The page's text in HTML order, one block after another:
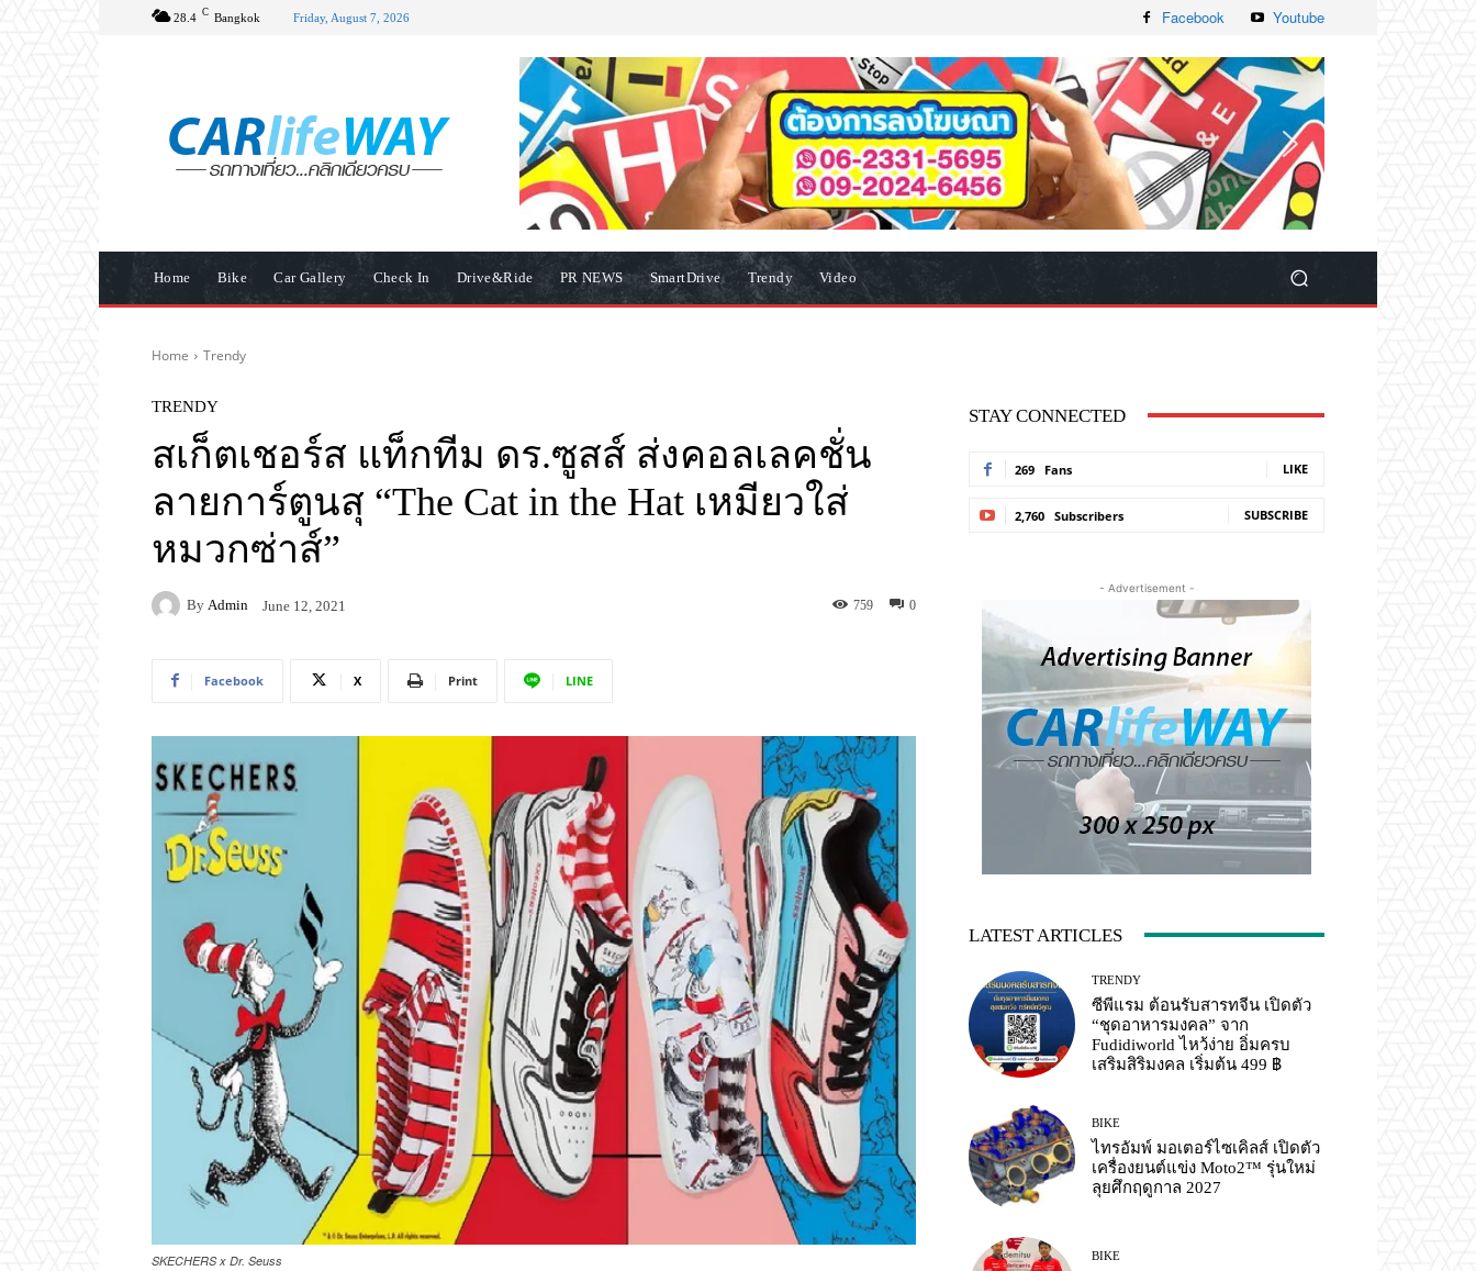
28.4 C Bangkok Friday, August 7, 2026 Facebook Youtube
Home Bike Car Gallery Check In Drive&Ride PR NEWS SmartDrive Trendy Video
Home Trendy
TRENDY
สเก็ตเชอร์ส แท็กทีม ดร.ซูสส์ ส่งคอลเลคชั่น
ลายการ์ตูนสุ “The Cat in the Hat เหมียวใส่
หมวกซ่าส์”
By Admin June 12, 2021 0
759
Facebook X Print LINE
SKECHERS x Dr. Seuss
STAY CONNECTED
269 Fans LIKE
2,760 Subscribers SUBSCRIBE
- Advertisement -
LATEST ARTICLES
TRENDY
ซีพีแรม ต้อนรับสารทจีน เปิดตัว
“ชุดอาหารมงคล” จาก
Fudidiworld ไหว้ง่าย อิ่มครบ
เสริมสิริมงคล เริ่มต้น 499 ฿
BIKE
ไทรอัมพ์ มอเตอร์ไซเคิลส์ เปิดตัว
เครื่องยนต์แข่ง Moto2™ รุ่นใหม่
ลุยศึกฤดูกาล 2027
BIKE